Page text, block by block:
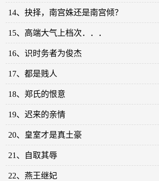
14、抉择，南宫姝还是南宫倾？
15、高端大气上档次．．．
16、识时务者为俊杰
17、都是贱人
18、郑氏的恨意
19、迟来的亲情
20、皇室才是真土豪
21、自取其辱
22、燕王继妃